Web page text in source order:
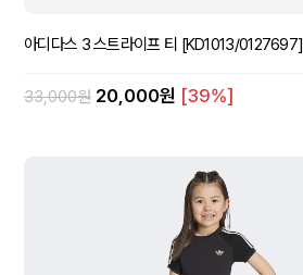
아디다스 3 스트라이프 티 [KD1013/0127697]
33,000원 20,000원 [39%]